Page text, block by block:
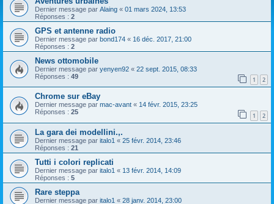
Dernier message par Alaing « 01 mars 2024, 13:53
Réponses : 2
GPS et antenne radio
Dernier message par bond174 « 16 déc. 2017, 21:00
Réponses : 2
News ottomobile
Dernier message par yenyen92 « 22 sept. 2015, 08:33
Réponses : 49 1 2
Chrome sur eBay
Dernier message par mac-avant « 14 févr. 2015, 23:25
Réponses : 25 1 2
La gara dei modellini.,.
Dernier message par italo1 « 25 févr. 2014, 23:46
Réponses : 21
Tutti i colori replicati
Dernier message par italo1 « 13 févr. 2014, 14:09
Réponses : 5
Rare steppa
Dernier message par italo1 « 28 janv. 2014, 23:00